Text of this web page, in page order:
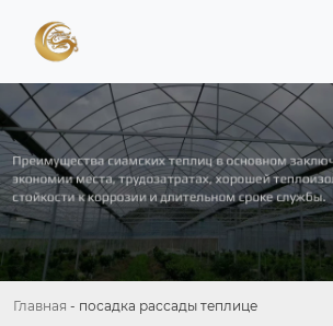
Главная - посадка рассады теплице